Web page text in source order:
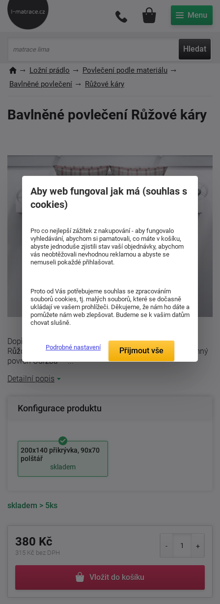
Hledat
Můj účet
Ložní prádlo
Povlečení podle materiálu
Bavlněné povlečení
Růžové káry
Bavlněné povlečení Růžové káry
Dopřejte si příjemný spánek s bavlněným povlečením
Růžové káry. Materiál 100% bavlna Hladký a příjemný
povrch Údržba ...
Detailní popis
Konfigurace produktu
200x140 přikrývka, 90x70
polštář
skladem
skladem > 5ks
380 Kč
315 Kč bez DPH
Vložit do košíku
Aby web fungoval jak má (souhlas s
cookies)
Pro co nejlepší zážitek z nakupování - aby fungovalo
vyhledávání, abychom si pamatovali, co máte v košíku,
abyste jednoduše zjistili stav vaší objednávky, abychom
vás neobtěžovali nevhodnou reklamou a abyste se
nemuseli pokaždé přihlašovat.
Proto od Vás potřebujeme souhlas se zpracováním
souborů cookies, tj. malých souborů, které se dočasně
ukládají ve vašem prohlížeči. Děkujeme, že nám ho dáte a
pomůžete nám web zlepšovat. Budeme se k vašim datům
chovat slušně.
Podrobné nastavení Přijmout vše